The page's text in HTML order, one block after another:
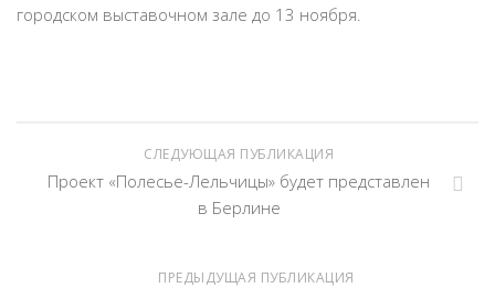
городском выставочном зале до 13 ноября.
СЛЕДУЮЩАЯ ПУБЛИКАЦИЯ
Проект «Полесье-Лельчицы» будет представлен
в Берлине
ПРЕДЫДУЩАЯ ПУБЛИКАЦИЯ